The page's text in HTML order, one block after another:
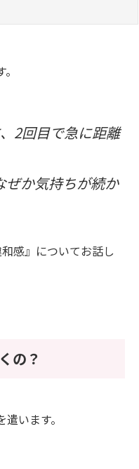
2回目で急に距離
ぜか気持ちが続か
感』についてお話し
の？
います。